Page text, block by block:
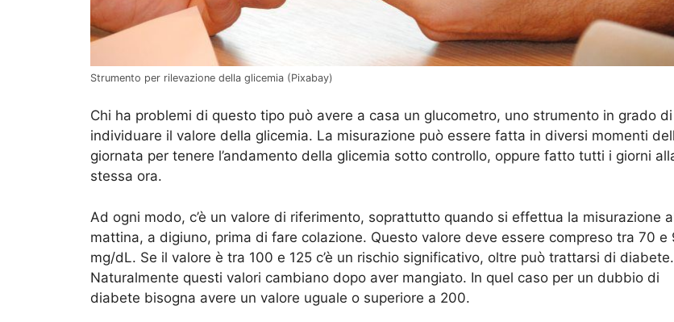
Strumento per rilevazione della glicemia (Pixabay)
Chi ha problemi di questo tipo può avere a casa un glucometro, uno strumento in grado di
individuare il valore della glicemia. La misurazione può essere fatta in diversi momenti
giornata per tenere l’andamento della glicemia sotto controllo, oppure fatto tutti i giorni
stessa ora.
Ad ogni modo, c’è un valore di riferimento, soprattutto quando si effettua la misurazione
mattina, a digiuno, prima di fare colazione. Questo valore deve essere compreso tra 70 e
mg/dL. Se il valore è tra 100 e 125 c’è un rischio significativo, oltre può trattarsi di diabete.
Naturalmente questi valori cambiano dopo aver mangiato. In quel caso per un dubbio di
diabete bisogna avere un valore uguale o superiore a 200.